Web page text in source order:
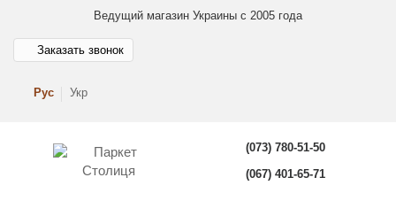
Ведущий магазин Украины с 2005 года
Рус Укр
Заказать звонок
(073) 780-51-50
(067) 401-65-71